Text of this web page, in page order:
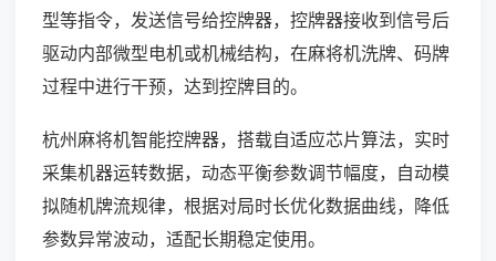
型等指令，发送信号给控牌器，控牌器接收到信号后
驱动内部微型电机或机械结构，在麻将机洗牌、码牌
过程中进行干预，达到控牌目的。
杭州麻将机智能控牌器，搭载自适应芯片算法，实时
采集机器运转数据，动态平衡参数调节幅度，自动模
拟随机牌流规律，根据对局时长优化数据曲线，降低
参数异常波动，适配长期稳定使用。